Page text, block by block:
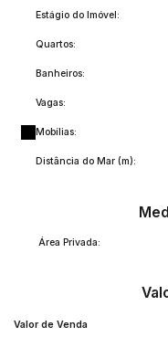
Estágio do Imóvel:
Quartos:
Banheiros:
Vagas:
Mobílias:
Distância do Mar (m):
Área Privada:
Valor de Venda